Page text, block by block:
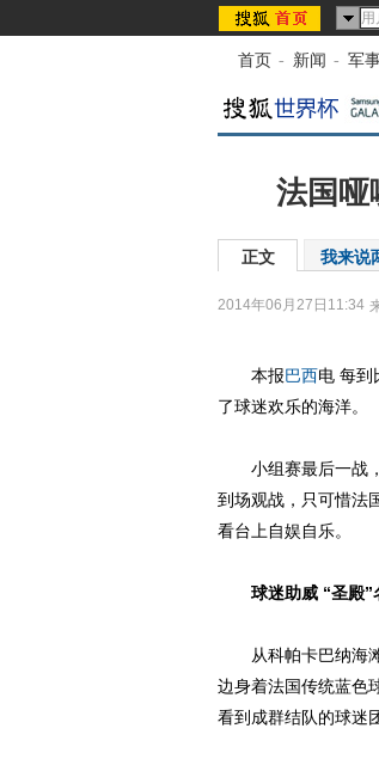
首页 - 新闻 - 军
法国哑
正文 我来说
2014年06月27日11:34
本报巴西电 每到
了球迷欢乐的海洋。
小组赛最后一战，
到场观战，只可惜法
看台上自娱自乐。
球迷助威 “圣殿”
从科帕卡巴纳海滩
边身着法国传统蓝色
看到成群结队的球迷